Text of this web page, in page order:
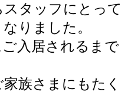
タッフにとって
りました。
入居されるまで
族さまにもたく